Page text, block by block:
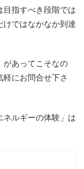
目指すべき段階では
けではなかなか到達
があってこそなの
にお問合せ下さ
ネルギーの体験」は